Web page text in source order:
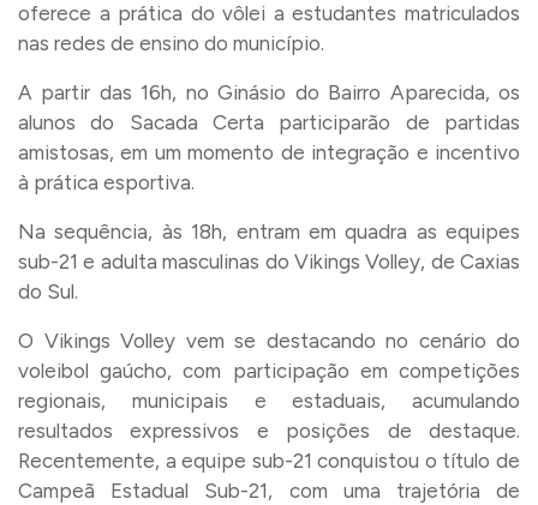
oferece a prática do vôlei a estudantes matriculados
nas redes de ensino do município.
A partir das 16h, no Ginásio do Bairro Aparecida, os
alunos do Sacada Certa participarão de partidas
amistosas, em um momento de integração e incentivo
à prática esportiva.
Na sequência, às 18h, entram em quadra as equipes
sub-21 e adulta masculinas do Vikings Volley, de Caxias
do Sul.
O Vikings Volley vem se destacando no cenário do
voleibol gaúcho, com participação em competições
regionais, municipais e estaduais, acumulando
resultados expressivos e posições de destaque.
Recentemente, a equipe sub-21 conquistou o título de
Campeã Estadual Sub-21, com uma trajetória de